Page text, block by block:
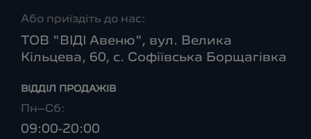
Або приїздіть до нас:
ТОВ "ВІДІ Авеню", вул. Велика
Кільцева, 60, с. Софіївська Борщагівка
ВІДДІЛ ПРОДАЖІВ
Пн–Сб:
09:00-20:00